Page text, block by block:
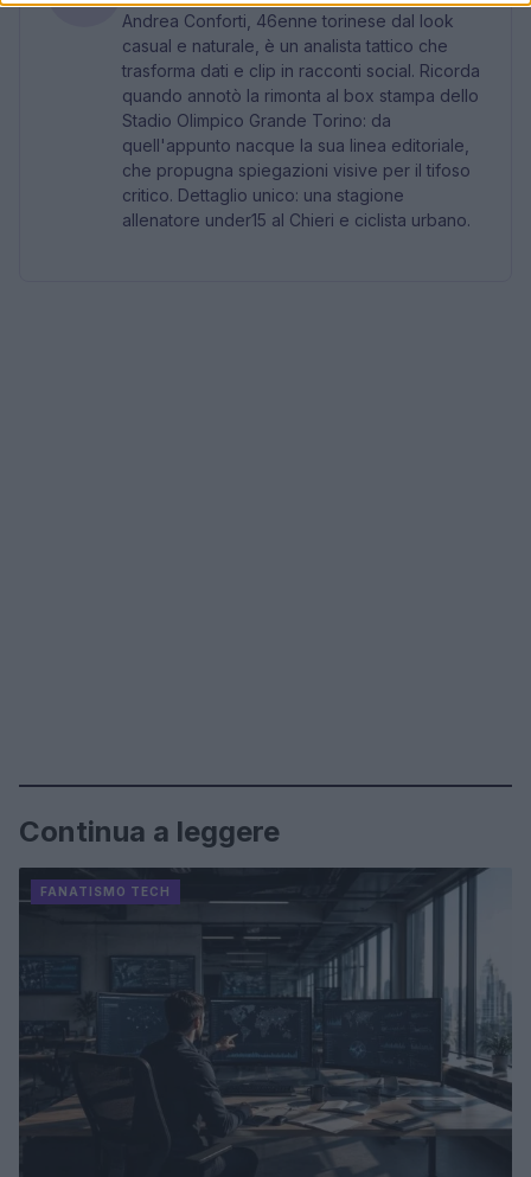
Andrea Conforti, 46enne torinese dal look
casual e naturale, è un analista tattico che
trasforma dati e clip in racconti social. Ricorda
quando annotò la rimonta al box stampa dello
Stadio Olimpico Grande Torino: da
quell'appunto nacque la sua linea editoriale,
che propugna spiegazioni visive per il tifoso
critico. Dettaglio unico: una stagione
allenatore under15 al Chieri e ciclista urbano.
Continua a leggere
FANATISMO TECH